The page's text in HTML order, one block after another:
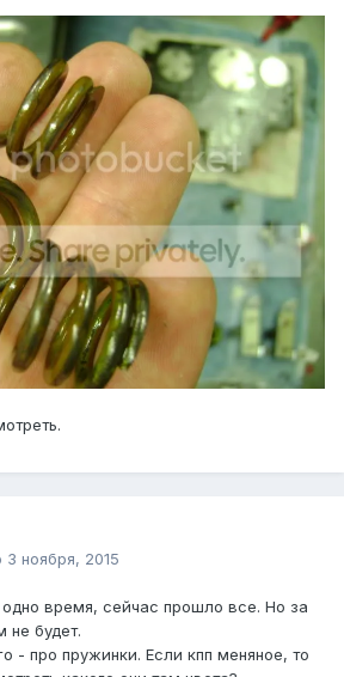
3 ноября, 2015
время, сейчас прошло все. Но за
не будет.
- про пружинки. Если кпп меняное, то